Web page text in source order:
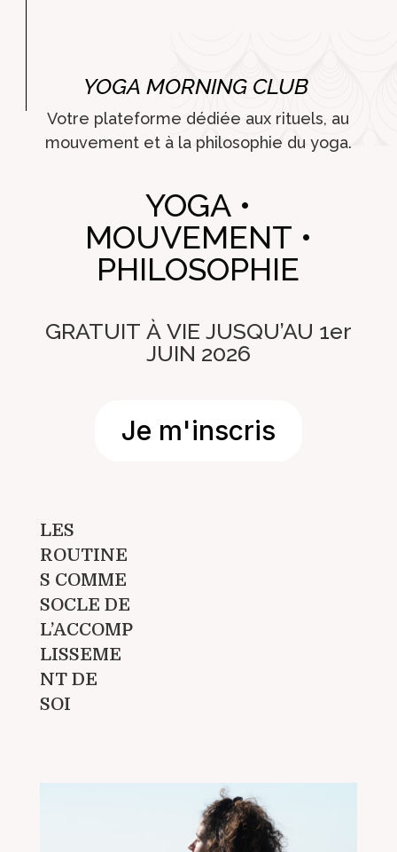
YOGA MORNING CLUB
Votre plateforme dédiée aux rituels, au
mouvement et à la philosophie du yoga.
YOGA •
MOUVEMENT •
PHILOSOPHIE
GRATUIT À VIE JUSQU’AU 1er
JUIN 2026
Je m'inscris
LES
ROUTINE
S COMME
SOCLE DE
L’ACCOMP
LISSEME
NT DE
SOI